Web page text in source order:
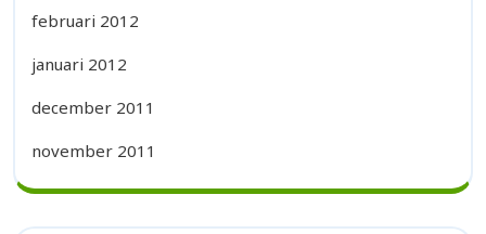
februari 2012
januari 2012
december 2011
november 2011